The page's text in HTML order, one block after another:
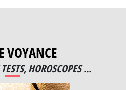
VOYANCE
HOROSCOPES ...